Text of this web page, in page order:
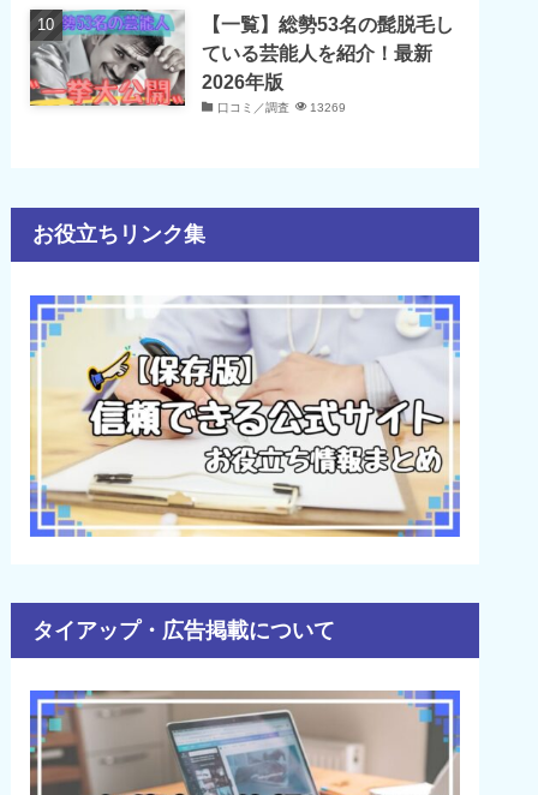
【一覧】総勢53名の髭脱毛し
ている芸能人を紹介！最新
2026年版
口コミ／調査 13269
お役立ちリンク集
タイアップ・広告掲載について